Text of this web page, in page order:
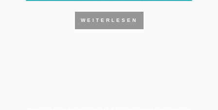
WEITERLESEN